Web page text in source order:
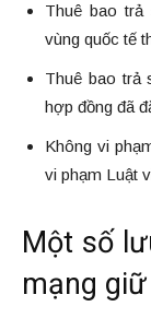
Thuê bao
vùng quốc tế
Thuê bao trả
hợp đồng đã
Không vi
vi phạm Luật
Một số
mạng